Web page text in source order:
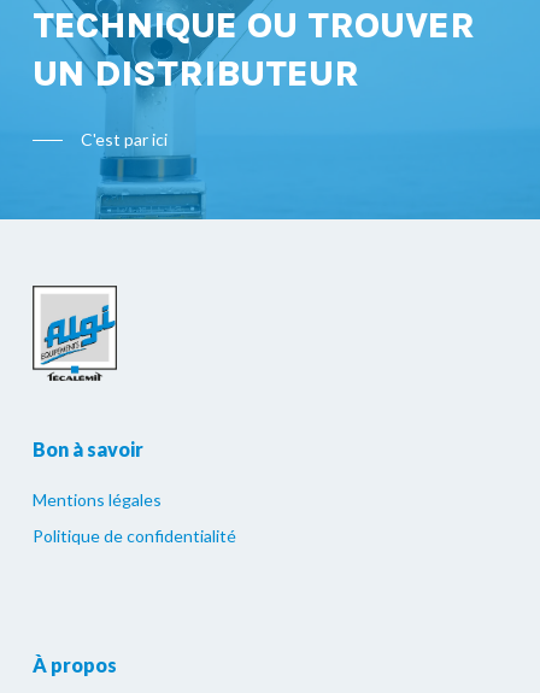
TECHNIQUE OU TROUVER
UN DISTRIBUTEUR
C'est par ici
Bon à savoir
Mentions légales
Politique de confidentialité
À propos